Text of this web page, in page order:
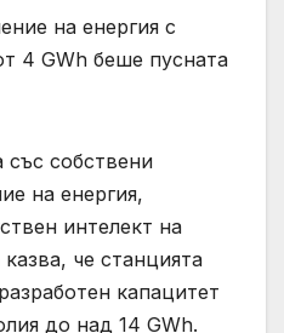
на енергия с
4 GWh беше пусната
собствени
на енергия,
интелект на
че станцията
капацитет
до над 14 GWh.